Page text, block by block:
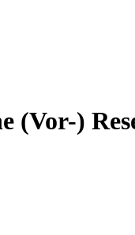
(Vor-)